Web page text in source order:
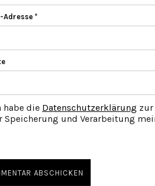
Adresse*
habe die Datenschutzerklärung
Speicherung und Verarbeitung